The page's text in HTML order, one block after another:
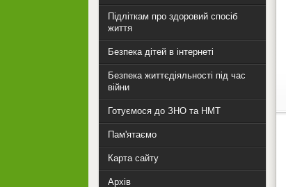
Підліткам про здоровий спосіб
життя
Безпека дітей в інтернеті
Безпека життєдіяльності під час
війни
Готуємося до ЗНО та НМТ
Пам'ятаємо
Карта сайту
Архів